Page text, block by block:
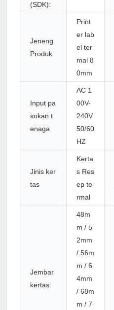
(SDK):
Jeneng
Produk
Print
er lab
el ter
mal 8
0mm
Input pa
sokan t
enaga
AC 1
00V-
240V
50/60
HZ
Jinis ker
tas
Kerta
s Res
ep te
rmal
Jembar
kertas:
48m
m / 5
2mm
/ 56m
m / 6
4mm
/ 68m
m / 7